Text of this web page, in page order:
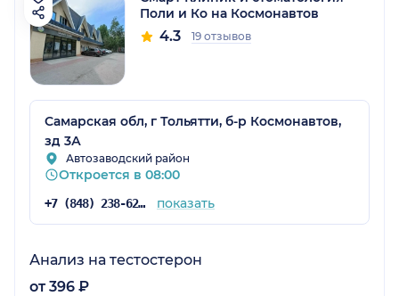
Поли и Ко на Космонавтов
4.3 19 отзывов
Самарская обл, г Тольятти, б-р Космонавтов,
зд 3А
Автозаводский район
Откроется в 08:00
+7 (848) 238-62-92 показать
Анализ на тестостерон
от 396 ₽